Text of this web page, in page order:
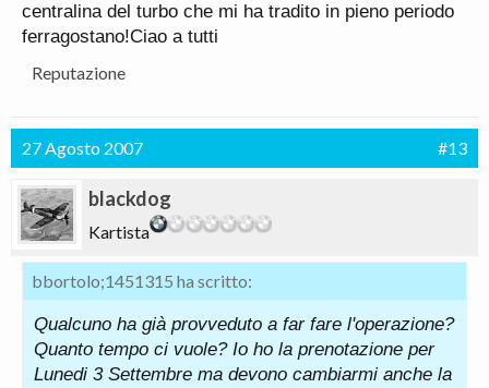
centralina del turbo che mi ha tradito in pieno periodo
ferragostano!Ciao a tutti
Reputazione
27 Agosto 2007 #13
blackdog
Kartista
bbortolo;1451315 ha scritto:
Qualcuno ha già provveduto a far fare l'operazione?
Quanto tempo ci vuole? Io ho la prenotazione per
Lunedi 3 Settembre ma devono cambiarmi anche la